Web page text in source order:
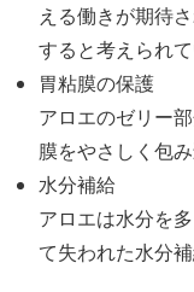
える働きが期待
すると考えられて
胃粘膜の保護
アロエのゼリー
膜をやさしく包
水分補給
アロエは水分を
て失われた水分